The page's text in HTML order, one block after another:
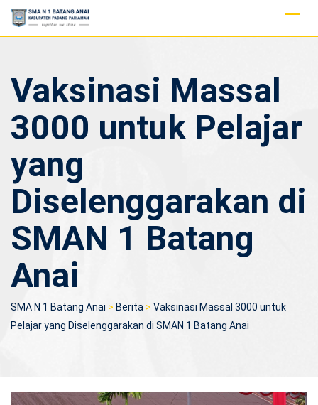
Skip
Vaksinasi Massal
3000 untuk Pelajar
yang
Diselenggarakan di
SMAN 1 Batang
Anai
SMA N 1 Batang Anai > Berita > Vaksinasi Massal 3000 untuk
Pelajar yang Diselenggarakan di SMAN 1 Batang Anai